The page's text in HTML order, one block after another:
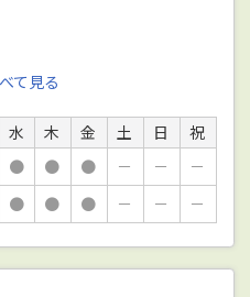
て見る
水 木 金 土 日
祝
● ● ● － －
－
● ● ● － － －